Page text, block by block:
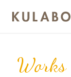
Works